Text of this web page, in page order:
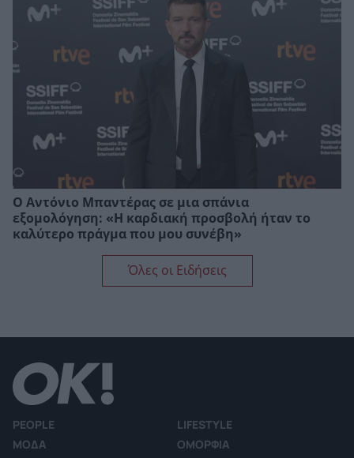
Ο Αντόνιο Μπαντέρας σε μια σπάνια
εξομολόγηση: «Η καρδιακή προσβολή ήταν το
καλύτερο πράγμα που μου συνέβη»
Όλες οι Ειδήσεις
PEOPLE
LIFESTYLE
ΜΟΔΑ
ΟΜΟΡΦΙΑ